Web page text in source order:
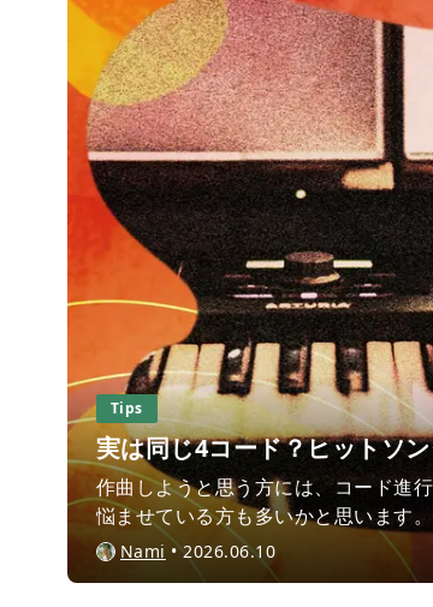
Tips
実は同じ4コード？ヒットソ
作曲しようと思う方には、コード進
悩ませている方も多いかと思います
ドで曲を作ってみるのはいかがでし
ソングに使用されている４コードを
Nami •2026.06.10